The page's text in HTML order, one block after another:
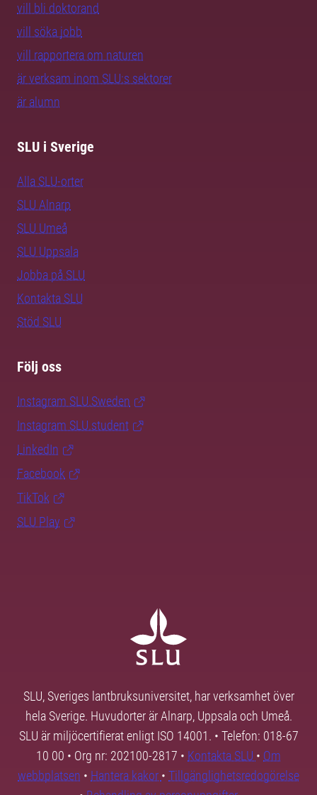
vill bli doktorand
vill söka jobb
vill rapportera om naturen
är verksam inom SLU:s sektorer
är alumn
SLU i Sverige
Alla SLU-orter
SLU Alnarp
SLU Umeå
SLU Uppsala
Jobba på SLU
Kontakta SLU
Stöd SLU
Följ oss
Instagram SLU.Sweden
Instagram SLU.student
LinkedIn
Facebook
TikTok
SLU Play
SLU, Sveriges lantbruksuniversitet, har verksamhet över
hela Sverige. Huvudorter är Alnarp, Uppsala och Umeå.
SLU är miljöcertifierat enligt ISO 14001. • Telefon: 018-67
10 00 • Org nr: 202100-2817 • Kontakta SLU • Om
webbplatsen • Hantera kakor • Tillgänglighetsredogörelse